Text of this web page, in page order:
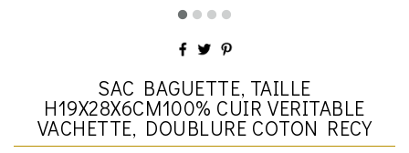
SAC BAGUETTE, TAILLE
H19X28X6CM100% CUIR VERITABLE
VACHETTE, DOUBLURE COTON RECY